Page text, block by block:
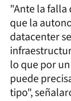
"Ante la
que la
datacenter
lo que por
puede
tipo",